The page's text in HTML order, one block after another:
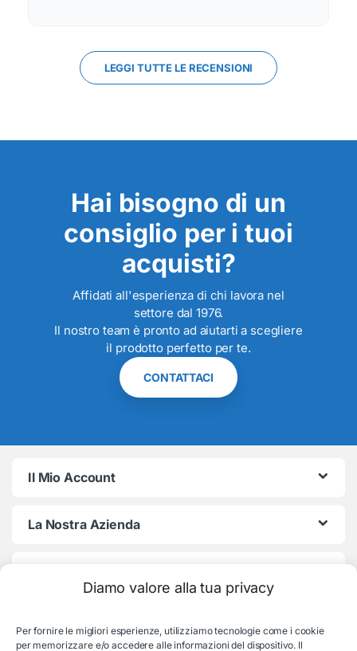
Diamo valore alla tua privacy
Per fornire le migliori esperienze, utilizziamo tecnologie come i cookie
per memorizzare e/o accedere alle informazioni del dispositivo. Il
LEGGI TUTTE LE RECENSIONI
Hai bisogno di un
consiglio per i tuoi
acquisti?
Affidati all'esperienza di chi lavora nel
settore dal 1976.
Il nostro team è pronto ad aiutarti a scegliere
il prodotto perfetto per te.
CONTATTACI
Il Mio Account
La Nostra Azienda